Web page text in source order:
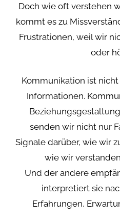
Doch wie oft verstehen
kommt es zu
Frustrationen, weil wir
oder
Kommunikation ist
Informationen.
senden wir nicht nur
Signale darüber, wie wir
wie wir
Und der andere
interpretiert sie
Erfahrungen,